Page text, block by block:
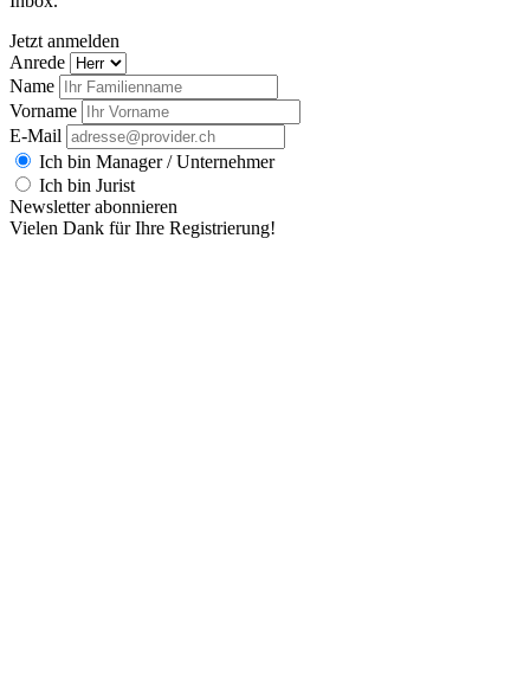
Jetzt anmelden
Anrede
Name
Vorname
E-Mail
Ich bin Manager / Unternehmer
Ich bin Jurist
Newsletter abonnieren
Vielen Dank für Ihre Registrierung!